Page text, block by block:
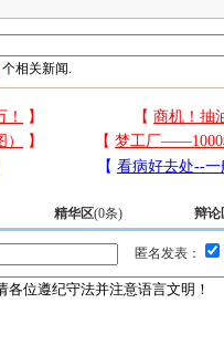
个相关新闻.
精华区(0条) 辩论
匿名发表：